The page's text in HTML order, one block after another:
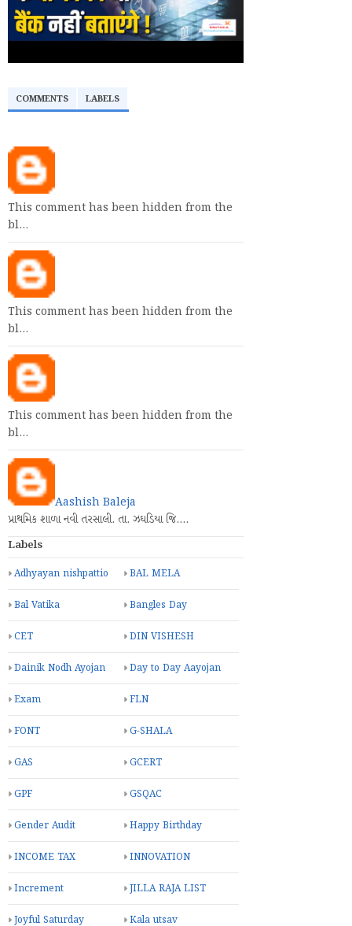
COMMENTS LABELS
This comment has been hidden from the
bl…
This comment has been hidden from the
bl…
This comment has been hidden from the
bl…
Aashish Baleja
પ્રાથમિક શાળા નવી તરસાલી. તા. ઝઘડિયા જિ.…
Labels
Adhyayan nishpattio BAL MELA
Bal Vatika Bangles Day
CET DIN VISHESH
Dainik Nodh Ayojan Day to Day Aayojan
Exam FLN
FONT G-SHALA
GAS GCERT
GPF GSQAC
Gender Audit Happy Birthday
INCOME TAX INNOVATION
Increment JILLA RAJA LIST
Joyful Saturday Kala utsav